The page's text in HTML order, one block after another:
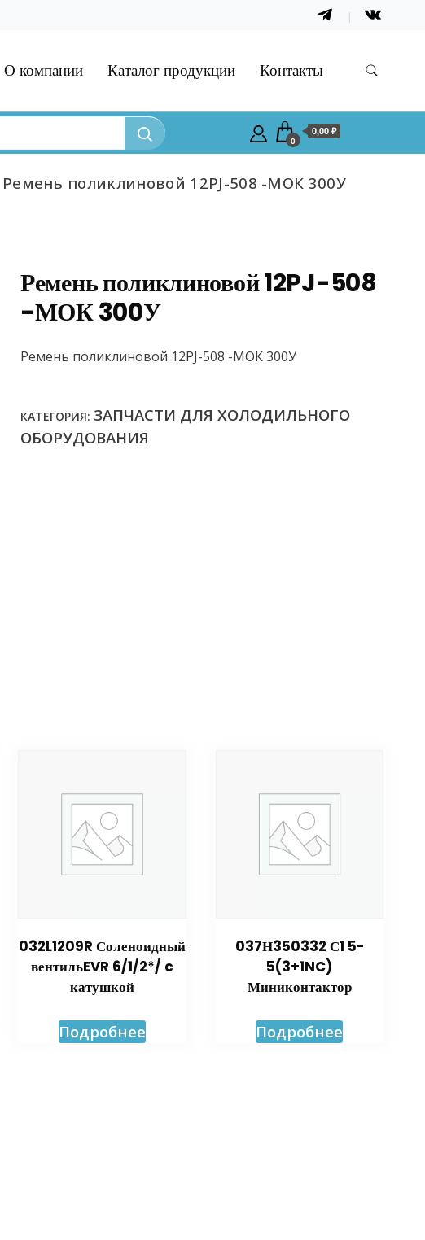
О компании Каталог продукции Контакты
0
0,00 ₽
Ремень поликлиновой 12PJ-508 -МОК 300У
Ремень поликлиновой 12PJ-508
-МОК 300У
Ремень поликлиновой 12PJ-508 -МОК 300У
КАТЕГОРИЯ: ЗАПЧАСТИ ДЛЯ ХОЛОДИЛЬНОГО
ОБОРУДОВАНИЯ
032L1209R Соленоидный
вентильEVR 6/1/2*/ c
катушкой
Подробнее
037Н350332 С1 5-
5(3+1NC)
Миниконтактор
Подробнее